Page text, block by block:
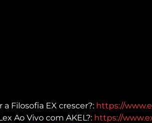
Filosofia EX crescer?: https://
Ao Vivo com AKEL?: https://